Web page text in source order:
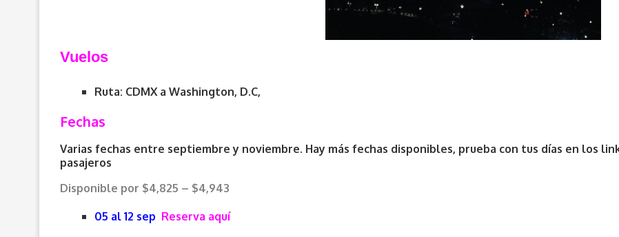
Vuelos
Ruta: CDMX a Washington, D.C,
Fechas
Varias fechas entre septiembre y noviembre. Hay más fechas disponibles, prueba con tus días en los
pasajeros
Disponible por $4,825 – $4,943
05 al 12 sep Reserva aquí